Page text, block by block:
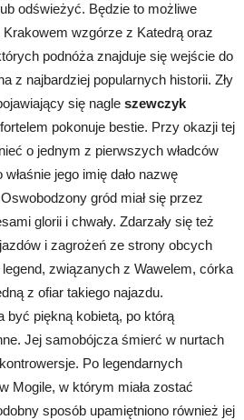
odświeżyć. Będzie to możliwe
wzgórze z Katedrą oraz
podnóża znajduje się wejście do
z najbardziej popularnych historii. Zły
się nagle szewczyk
pokonuje bestie. Przy okazji tej
o jednym z pierwszych władców
jego imię dało nazwę
gród miał się przez
glorii i chwały. Zdarzały się też
i zagrożeń ze strony obcych
legend, związanych z Wawelem, córka
z ofiar takiego najazdu.
być piękną kobietą, po którą
Jej samobójcza śmierć w nurtach
Po legendarnych
Mogile, w którym miała zostać
sposób upamiętniono również jej